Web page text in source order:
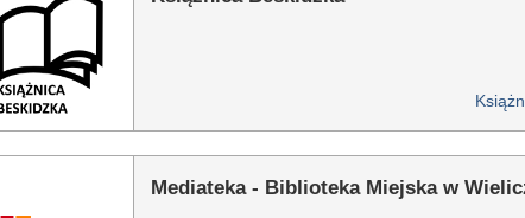
Mediateka - Biblioteka Miejska w